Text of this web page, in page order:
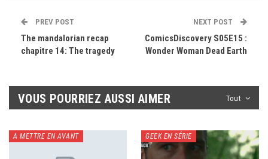
PREV POST
The mandalorian recap
chapitre 14: The tragedy
NEXT POST
ComicsDiscovery S05E15 :
Wonder Woman Dead Earth
Tout
VOUS POURRIEZ AUSSI AIMER
A METTRE EN AVANT GEEK EN SÉRIE